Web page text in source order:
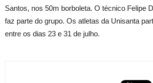
Santos, nos 50m borboleta. O técnico Felipe
faz parte do grupo. Os atletas da Unisanta
entre os dias 23 e 31 de julho.